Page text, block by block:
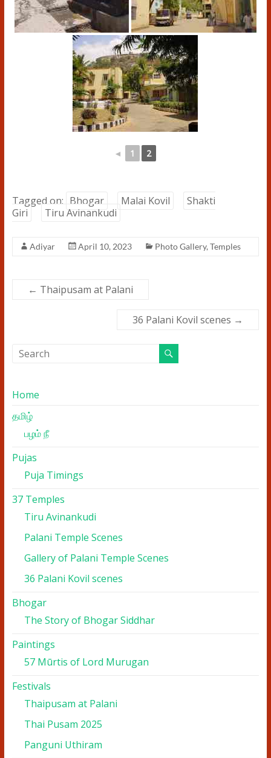
◄ 1 2
Tagged on: Bhogar Malai Kovil
Shakti
Giri
Tiru Avinankudi
Adiyar April 10, 2023 Photo Gallery, Temples
← Thaipusam at Palani
36 Palani Kovil scenes →
Home
தமிழ்
பழம் நீ
Pujas
Puja Timings
37 Temples
Tiru Avinankudi
Palani Temple Scenes
Gallery of Palani Temple Scenes
36 Palani Kovil scenes
Bhogar
The Story of Bhogar Siddhar
Paintings
57 Mūrtis of Lord Murugan
Festivals
Thaipusam at Palani
Thai Pusam 2025
Panguni Uthiram